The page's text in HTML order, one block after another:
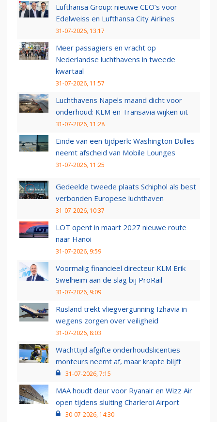
Lufthansa Group: nieuwe CEO’s voor
Edelweiss en Lufthansa City Airlines
31-07-2026, 13:17
Meer passagiers en vracht op
Nederlandse luchthavens in tweede
kwartaal
31-07-2026, 11:57
Luchthavens Napels maand dicht voor
onderhoud: KLM en Transavia wijken uit
31-07-2026, 11:28
Einde van een tijdperk: Washington Dulles
neemt afscheid van Mobile Lounges
31-07-2026, 11:25
Gedeelde tweede plaats Schiphol als best
verbonden Europese luchthaven
31-07-2026, 10:37
LOT opent in maart 2027 nieuwe route
naar Hanoi
31-07-2026, 9:59
Voormalig financieel directeur KLM Erik
Swelheim aan de slag bij ProRail
31-07-2026, 9:09
Rusland trekt vliegvergunning Izhavia in
wegens zorgen over veiligheid
31-07-2026, 8:03
Wachttijd afgifte onderhoudslicenties
monteurs neemt af, maar krapte blijft
31-07-2026, 7:15
MAA houdt deur voor Ryanair en Wizz Air
open tijdens sluiting Charleroi Airport
30-07-2026, 14:30